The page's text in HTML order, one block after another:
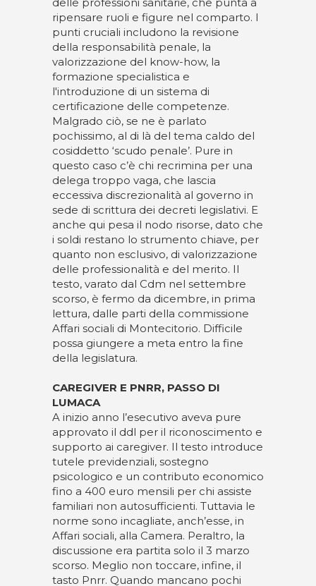
ripensare ruoli e figure nel comparto. I
punti cruciali includono la revisione
della responsabilità penale, la
valorizzazione del know-how, la
formazione specialistica e
l'introduzione di un sistema di
certificazione delle competenze.
Malgrado ciò, se ne è parlato
pochissimo, al di là del tema caldo del
cosiddetto ‘scudo penale’. Pure in
questo caso c’è chi recrimina per una
delega troppo vaga, che lascia
eccessiva discrezionalità al governo in
sede di scrittura dei decreti legislativi. E
anche qui pesa il nodo risorse, dato che
i soldi restano lo strumento chiave, per
quanto non esclusivo, di valorizzazione
delle professionalità e del merito. Il
testo, varato dal Cdm nel settembre
scorso, è fermo da dicembre, in prima
lettura, dalle parti della commissione
Affari sociali di Montecitorio. Difficile
possa giungere a meta entro la fine
della legislatura.
CAREGIVER E PNRR, PASSO DI
LUMACA
A inizio anno l’esecutivo aveva pure
approvato il ddl per il riconoscimento e
supporto ai caregiver. Il testo introduce
tutele previdenziali, sostegno
psicologico e un contributo economico
fino a 400 euro mensili per chi assiste
familiari non autosufficienti. Tuttavia le
norme sono incagliate, anch’esse, in
Affari sociali, alla Camera. Peraltro, la
discussione era partita solo il 3 marzo
scorso. Meglio non toccare, infine, il
tasto Pnrr. Quando mancano pochi